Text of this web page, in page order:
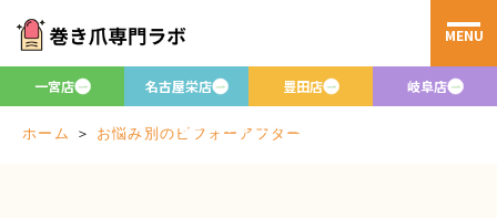
MENU
一宮店 名古屋栄店 豊田店 岐阜店
お悩み別のビフ
ォーアフター
Before/after
ホーム ＞ お悩み別のビフォーアフター